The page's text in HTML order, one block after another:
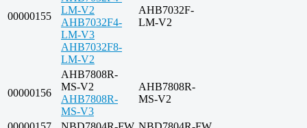
00000155
LM-V2
AHB7032F4-
LM-V3
AHB7032F8-
LM-V2
AHB7032F-
LM-V2
00000156
AHB7808R-
MS-V2
AHB7808R-
MS-V3
AHB7808R-
MS-V2